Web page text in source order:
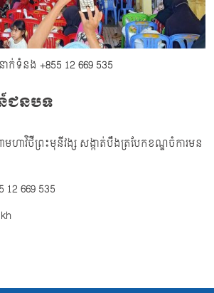
ាក់ទំនង +855 12 669 535
ជនបទ
ថីព្រះមុនីវង្ស សង្កាត់បឹងត្របែកខណ្ឌចំការមន
669 535